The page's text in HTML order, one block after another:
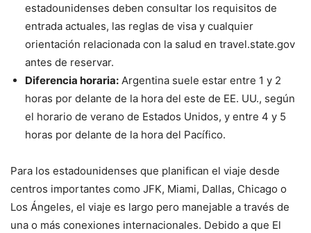
estadounidenses deben consultar los requisitos de
entrada actuales, las reglas de visa y cualquier
orientación relacionada con la salud en travel.state.gov
antes de reservar.
Diferencia horaria: Argentina suele estar entre 1 y 2
horas por delante de la hora del este de EE. UU., según
el horario de verano de Estados Unidos, y entre 4 y 5
horas por delante de la hora del Pacífico.
Para los estadounidenses que planifican el viaje desde
centros importantes como JFK, Miami, Dallas, Chicago o
Los Ángeles, el viaje es largo pero manejable a través de
una o más conexiones internacionales. Debido a que El